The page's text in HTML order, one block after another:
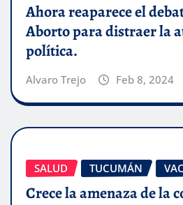
Ahora reaparece el
Aborto para distraer la
política.
Alvaro Trejo Feb 8, 2024
SALUD TUCUMÁN
Crece la amenaza de la